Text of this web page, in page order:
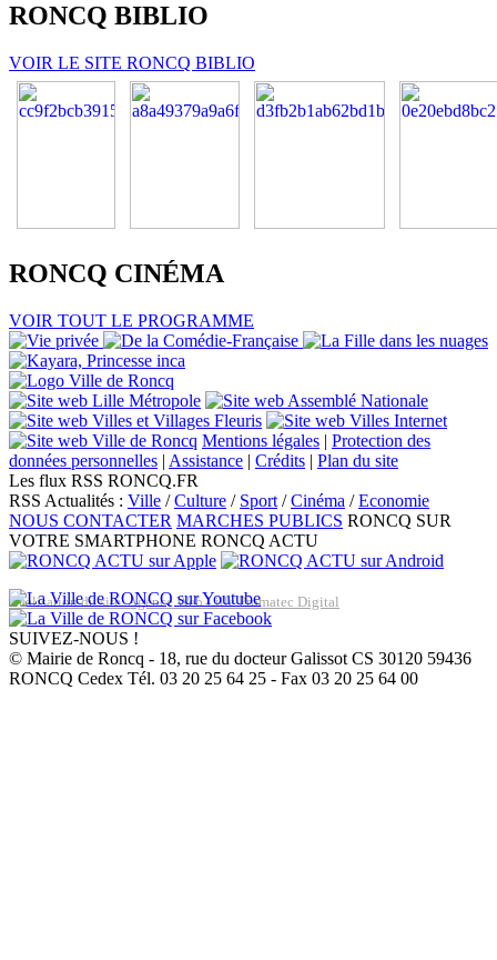
RONCQ BIBLIO
VOIR LE SITE RONCQ BIBLIO
RONCQ CINÉMA
VOIR TOUT LE PROGRAMME
Mentions légales | Protection des
données personnelles | Assistance | Crédits | Plan du site
Les flux RSS RONCQ.FR
RSS Actualités : Ville /Culture / Sport /Cinéma /Economie
NOUS CONTACTER MARCHES PUBLICS RONCQ SUR
VOTRE SMARTPHONE RONCQ ACTU
Réalisation du site: Agence Web Lille Promatec Digital
SUIVEZ-NOUS !
© Mairie de Roncq - 18, rue du docteur Galissot CS 30120 59436
RONCQ Cedex Tél. 03 20 25 64 25 - Fax 03 20 25 64 00